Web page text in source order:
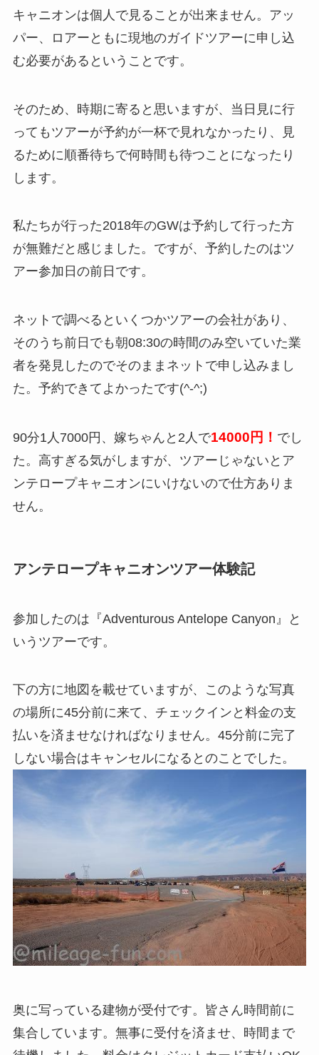
キャニオンは個人で見ることが出来ません。アッ
パー、ロアーともに現地のガイドツアーに申し込
む必要があるということです。
そのため、時期に寄ると思いますが、当日見に行
ってもツアーが予約が一杯で見れなかったり、見
るために順番待ちで何時間も待つことになったり
します。
私たちが行った2018年のGWは予約して行った方
が無難だと感じました。ですが、予約したのはツ
アー参加日の前日です。
ネットで調べるといくつかツアーの会社があり、
そのうち前日でも朝08:30の時間のみ空いていた業
者を発見したのでそのままネットで申し込みまし
た。予約できてよかったです(^-^;)
90分1人7000円、嫁ちゃんと2人で14000円！ でし
た。高すぎる気がしますが、ツアーじゃないとア
ンテロープキャニオンにいけないので仕方ありま
せん。
アンテロープキャニオンツアー体験記
参加したのは『Adventurous Antelope Canyon』と
いうツアーです。
下の方に地図を載せていますが、このような写真
の場所に45分前に来て、チェックインと料金の支
払いを済ませなければなりません。45分前に完了
しない場合はキャンセルになるとのことでした。
奥に写っている建物が受付です。皆さん時間前に
集合しています。無事に受付を済ませ、時間まで